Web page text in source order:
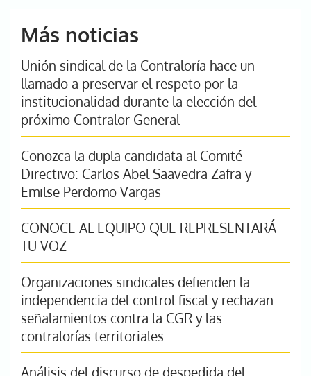
Más noticias
Unión sindical de la Contraloría hace un
llamado a preservar el respeto por la
institucionalidad durante la elección del
próximo Contralor General
Conozca la dupla candidata al Comité
Directivo: Carlos Abel Saavedra Zafra y
Emilse Perdomo Vargas
CONOCE AL EQUIPO QUE REPRESENTARÁ
TU VOZ
Organizaciones sindicales defienden la
independencia del control fiscal y rechazan
señalamientos contra la CGR y las
contralorías territoriales
Análisis del discurso de despedida del